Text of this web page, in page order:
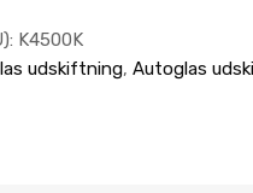
K4500K
udskiftning, Autoglas